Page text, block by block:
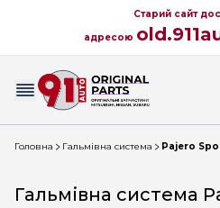
Старий сайт
адресою
Головна Гальмівна система Pajero
Гальмівна система